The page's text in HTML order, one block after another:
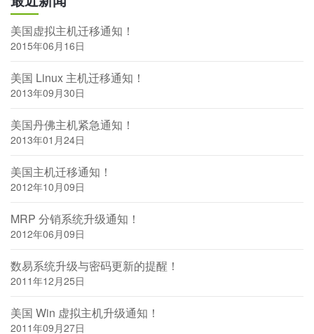
美国虚拟主机迁移通知！
2015年06月16日
美国 Linux 主机迁移通知！
2013年09月30日
美国丹佛主机紧急通知！
2013年01月24日
美国主机迁移通知！
2012年10月09日
MRP 分销系统升级通知！
2012年06月09日
数易系统升级与密码更新的提醒！
2011年12月25日
美国 Win 虚拟主机升级通知！
2011年09月27日